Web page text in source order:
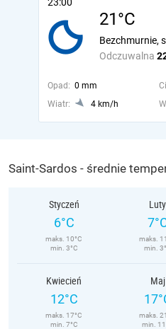
21°C
Odczuwalna
Bezchmurnie,
Opad: 0 mm
Wiatr:
4 km/h
Saint-Sardos - średnie
Styczeń
6°C
maks. 10°C
min. 3°C
Luty
maks.
min.
Kwiecień
12°C
maks. 17°C
min. 7°C
Maj
maks.
min.